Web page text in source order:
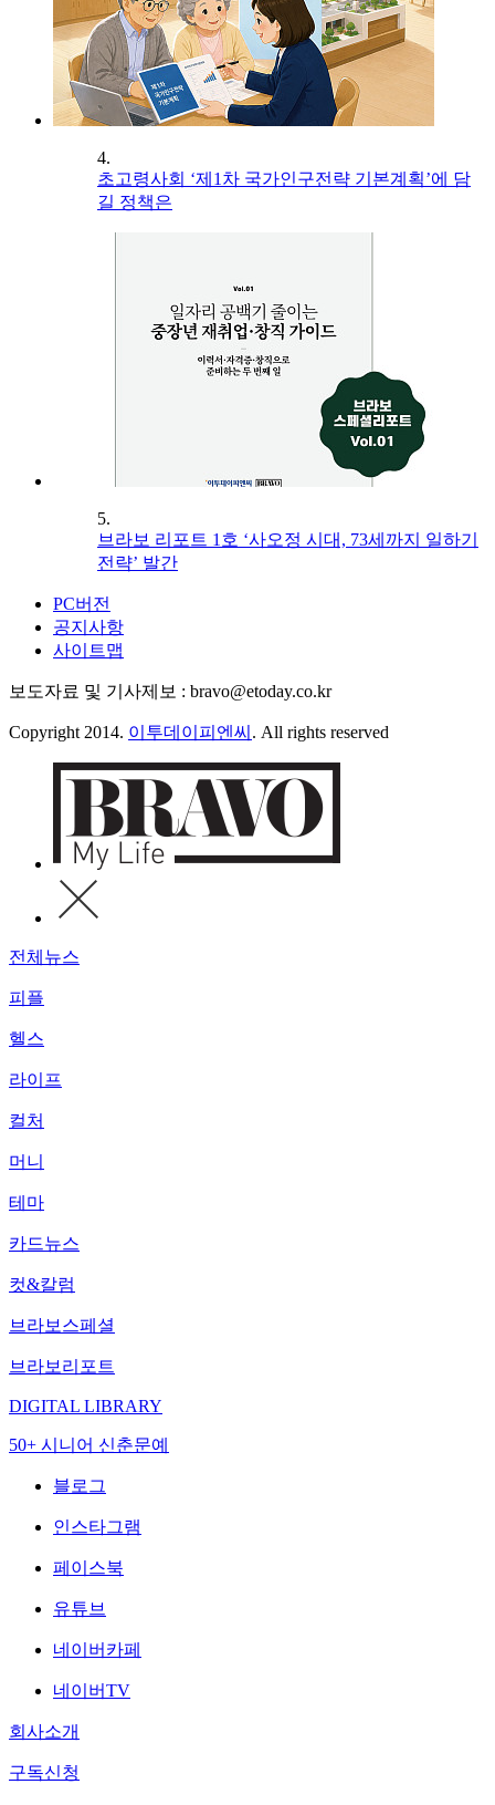
4.
초고령사회 ‘제1차 국가인구전략 기본계획’에 담
길 정책은
5.
브라보 리포트 1호 ‘사오정 시대, 73세까지 일하기
전략’ 발간
PC버전
공지사항
사이트맵
보도자료 및 기사제보 : bravo@etoday.co.kr
Copyright 2014. 이투데이피엔씨 . All rights reserved
전체뉴스
피플
헬스
라이프
컬처
머니
테마
카드뉴스
컷&칼럼
브라보스페셜
브라보리포트
DIGITAL LIBRARY
50+ 시니어 신춘문예
블로그
인스타그램
페이스북
유튜브
네이버카페
네이버TV
회사소개
구독신청